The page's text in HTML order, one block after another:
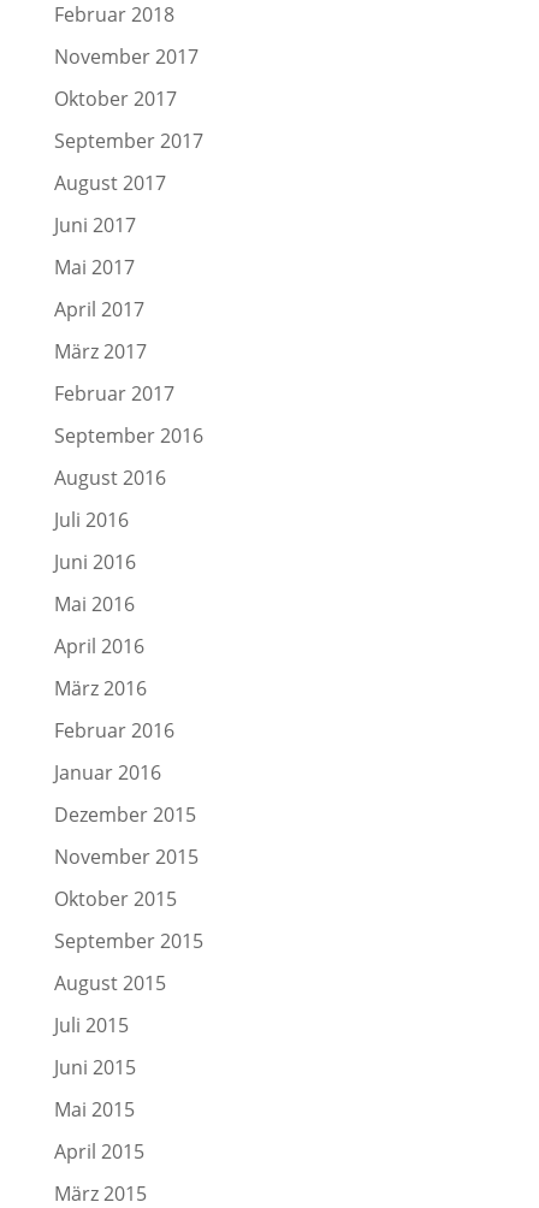
Februar 2018
November 2017
Oktober 2017
September 2017
August 2017
Juni 2017
Mai 2017
April 2017
März 2017
Februar 2017
September 2016
August 2016
Juli 2016
Juni 2016
Mai 2016
April 2016
März 2016
Februar 2016
Januar 2016
Dezember 2015
November 2015
Oktober 2015
September 2015
August 2015
Juli 2015
Juni 2015
Mai 2015
April 2015
März 2015